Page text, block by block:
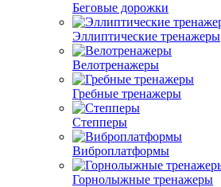
Беговые дорожки
Эллиптические тренажеры
Велотренажеры
Гребные тренажеры
Степперы
Виброплатформы
Горнолыжные тренажеры